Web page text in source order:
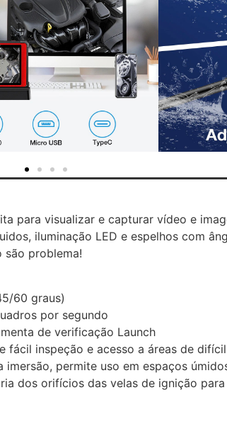
para visualizar e capturar vídeo e
iluminação LED e espelhos com
são problema!
60 graus)
por segundo
de verificação Launch
inspeção e acesso a áreas de
permite uso em espaços
dos orifícios das velas de ignição